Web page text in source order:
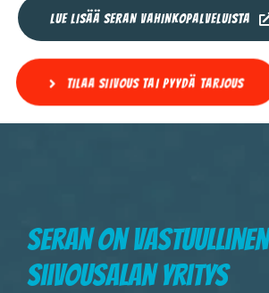
LUE LISÄÄ SERAN VAHINKOPALVELUISTA
TILAA SIIVOUS TAI PYYDÄ TARJOUS
Seran on vastuullinen
siivousalan yritys